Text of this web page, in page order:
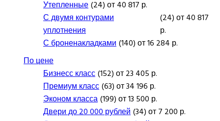
Утепленные(24) от 40 817 р.
С двумя контурами
уплотнения
(24) от 40 817
р.
С броненакладками(140) от 16 284 р.
По цене
Бизнесс класс(152) от 23 405 р.
Премиум класс(63) от 34 196 р.
Эконом класса(199) от 13 500 р.
Двери до 20 000 рублей(34) от 7 200 р.